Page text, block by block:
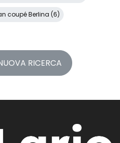
coupé Berlina (6)
RICERCA